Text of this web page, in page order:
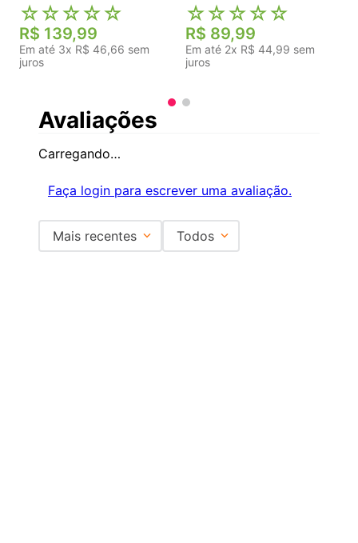
☆☆☆☆☆
R$ 139,99
Em até 3x R$ 46,66 sem
juros
☆☆☆☆☆
R$ 89,99
Em até 2x R$ 44,99 sem
juros
Avaliações
Carregando…
Faça login para escrever uma avaliação.
Mais recentes Todos